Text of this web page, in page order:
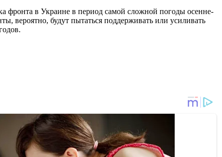
фронта в Украине в период самой сложной погоды осенне-
вероятно, будут пытаться поддерживать или усиливать